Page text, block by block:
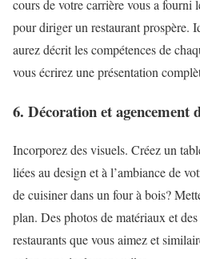
cours de votre carrière vous a fourni
pour diriger un restaurant prospère.
aurez décrit les compétences de
vous écrirez une présentation
6. Décoration et agencement
Incorporez des visuels. Créez un
liées au design et à l’ambiance de
de cuisiner dans un four à bois?
plan. Des photos de matériaux et des
restaurants que vous aimez et